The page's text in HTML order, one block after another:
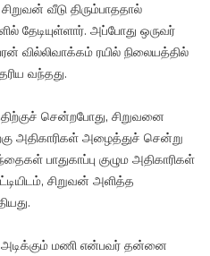
வீடு திரும்பாததால்
தேடியுள்ளார். அப்போது ஒருவர்
வில்லிவாக்கம் ரயில் நிலையத்தில்
வந்தது.
சென்றபோது, சிறுவனை
அதிகாரிகள் அழைத்துச் சென்று
பாதுகாப்பு குழும அதிகாரிகள்
சிறுவன் அளித்த
மணி என்பவர் தன்னை